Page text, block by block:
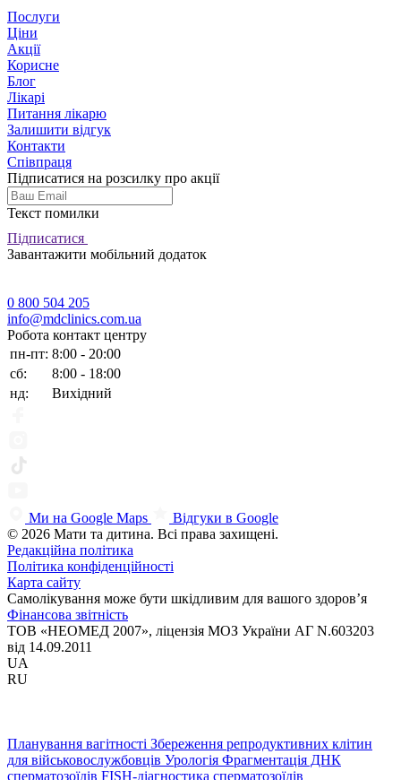
Послуги
Ціни
Акції
Корисне
Блог
Лікарі
Питання лікарю
Залишити відгук
Контакти
Співпраця
Підписатися на розсилку про акції
Текст помилки
Підписатися
Завантажити мобільний додаток
0 800 504 205
info@mdclinics.com.ua
Робота контакт центру
пн-пт: 8:00 - 20:00
сб:
8:00 - 18:00
нд:
Вихідний
Ми на Google Maps
Відгуки в Google
© 2026 Мати та дитина. Всі права захищені.
Редакційна політика
Політика конфіденційності
Карта сайту
Самолікування може бути шкідливим для вашого здоров’я
Фінансова звітність
ТОВ «НЕОМЕД 2007», ліцензія МОЗ України АГ N.603203
від 14.09.2011
UA
RU
Планування вагітності Збереження репродуктивних клітин
для військовослужбовців Урологія Фрагментація ДНК
сперматозоїдів FISH-діагностика сперматозоїдів